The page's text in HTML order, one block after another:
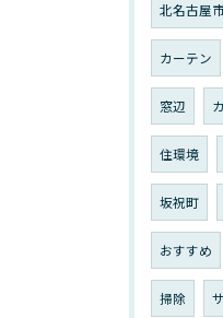
北名古屋
カーテン
窓辺
住環境
坂祝町
おすすめ
掃除